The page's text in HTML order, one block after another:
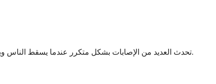
تحدث العديد من الإصابات بشكل متكرر عندما يسقط الناس ويؤذون ركبهم. فهم ما قد يتأثر يمكن أن يساعدك على التواصل بشكل أفضل مع مقدمي الرعاية الصحية ومعرفة ما يجب الانتباه إليه أثناء شفائك.